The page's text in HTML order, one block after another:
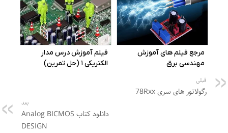
قبلی
رگولاتور های سری 78Rxx
بعد
دانلود کتاب Analog BICMOS
DESIGN